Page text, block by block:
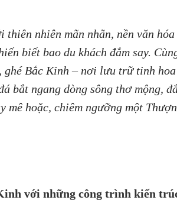
thiên nhiên mãn nhãn, nền văn
biết bao du khách đắm say.
ghé Bắc Kinh – nơi lưu trữ tinh
bắt ngang dòng sông thơ mộng,
mê hoặc, chiêm ngưỡng một
với những công trình kiến